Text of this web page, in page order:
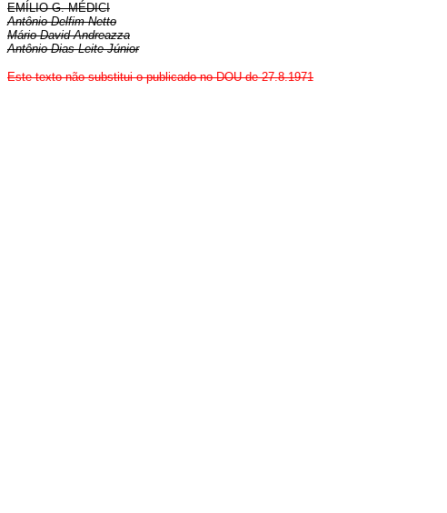
EMÍLIO G. MÉDICI
Antônio Delfim Netto
Mário David Andreazza
Antônio Dias Leite Júnior
Este texto não substitui o publicado no DOU de 27.8.1971